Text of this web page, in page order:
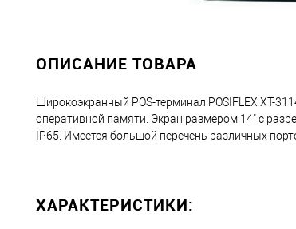
ОПИСАНИЕ ТОВАРА
Широкоэкранный POS-терминал POSIFLEX XT-
оперативной памяти. Экран размером 14" с
IP65. Имеется большой перечень различных
ХАРАКТЕРИСТИКИ: